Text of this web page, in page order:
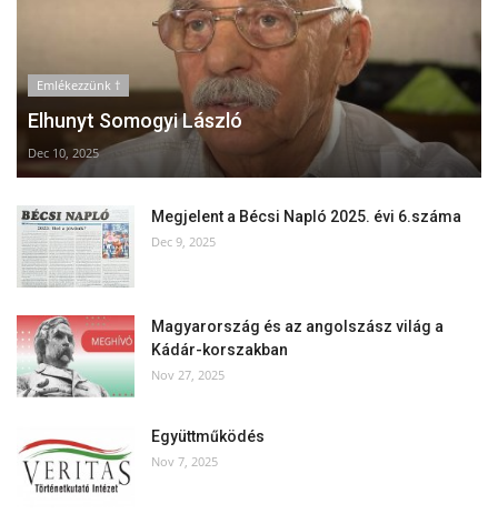
Emlékezzünk †
Elhunyt Somogyi László
Dec 10, 2025
Megjelent a Bécsi Napló 2025. évi 6.száma
Dec 9, 2025
Magyarország és az angolszász világ a
Kádár-korszakban
Nov 27, 2025
Együttműködés
Nov 7, 2025